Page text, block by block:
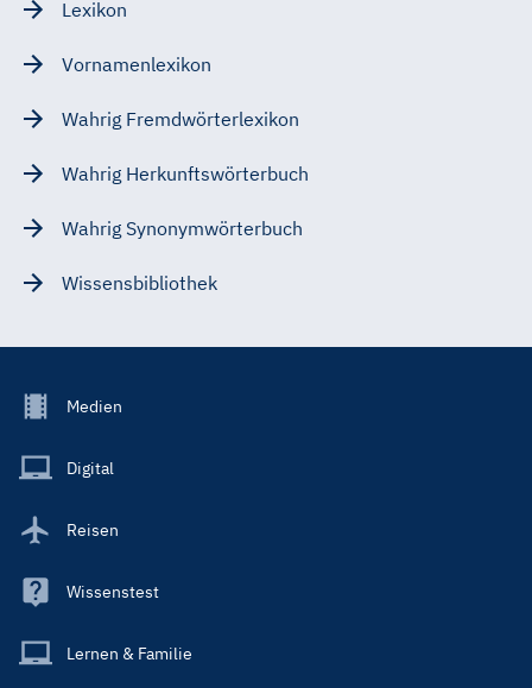
Lexikon
Vornamenlexikon
Wahrig Fremdwörterlexikon
Wahrig Herkunftswörterbuch
Wahrig Synonymwörterbuch
Wissensbibliothek
Footer
Main
Medien
Digital
Reisen
Wissenstest
Lernen & Familie